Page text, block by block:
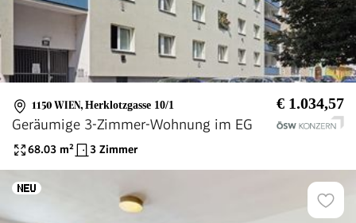
1150 WIEN, Herklotzgasse 10/1 € 1.034,57
Geräumige 3-Zimmer-Wohnung im EG
68.03 m² 3 Zimmer